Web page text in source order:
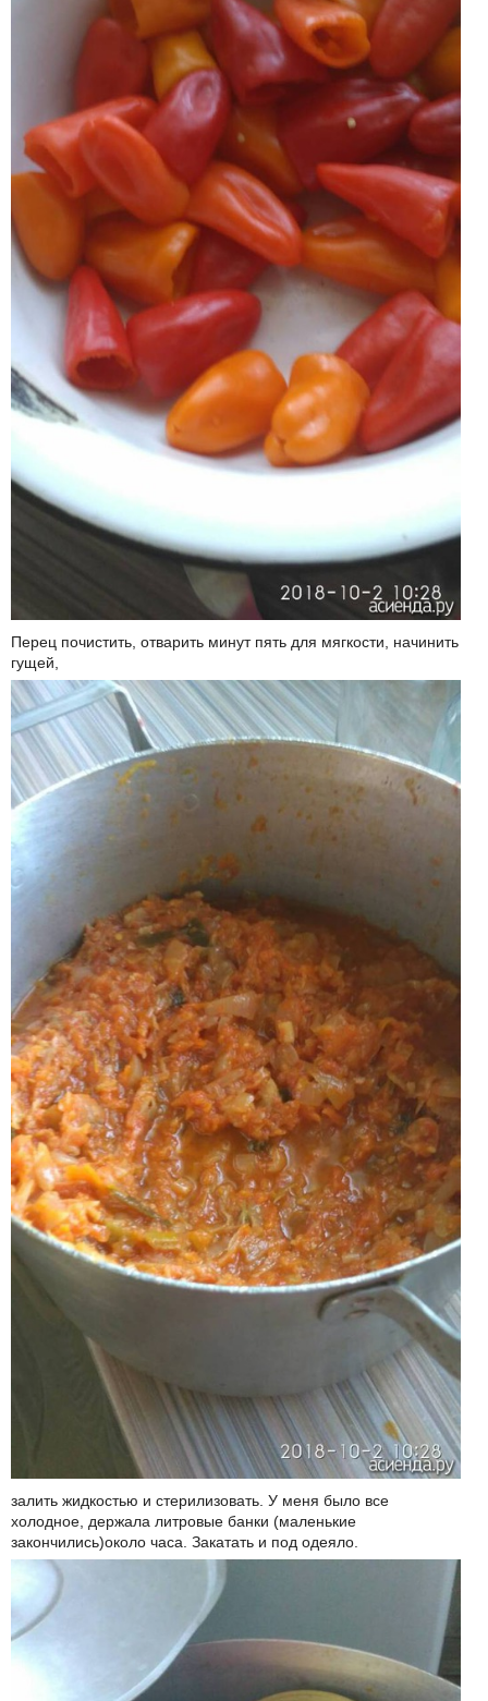
Перец почистить, отварить минут пять для мягкости, начинить
гущей,
залить жидкостью и стерилизовать. У меня было все
холодное, держала литровые банки (маленькие
закончились)около часа. Закатать и под одеяло.